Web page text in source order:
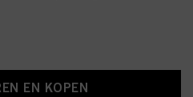
EN KOPEN